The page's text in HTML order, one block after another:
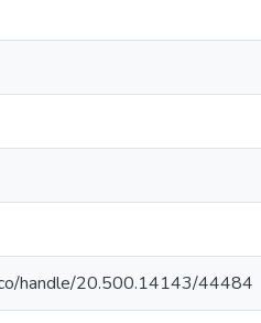
handle/20.500.14143/44484